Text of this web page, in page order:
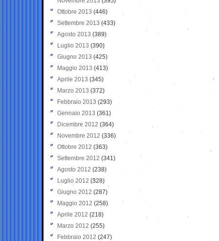
Ottobre 2013 (446)
Settembre 2013 (433)
Agosto 2013 (389)
Luglio 2013 (390)
Giugno 2013 (425)
Maggio 2013 (413)
Aprile 2013 (345)
Marzo 2013 (372)
Febbraio 2013 (293)
Gennaio 2013 (361)
Dicembre 2012 (364)
Novembre 2012 (336)
Ottobre 2012 (363)
Settembre 2012 (341)
Agosto 2012 (238)
Luglio 2012 (328)
Giugno 2012 (287)
Maggio 2012 (258)
Aprile 2012 (218)
Marzo 2012 (255)
Febbraio 2012 (247)